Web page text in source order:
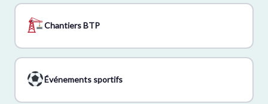
Chantiers BTP
Événements sportifs